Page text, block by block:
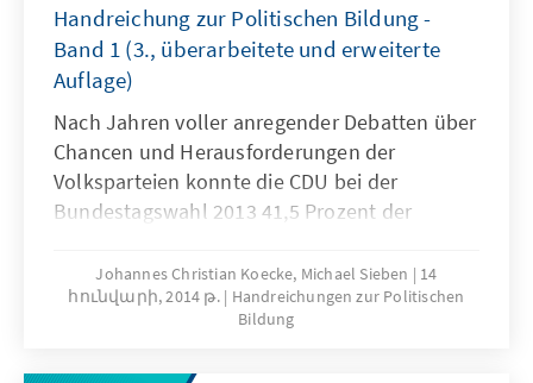
Handreichung zur Politischen Bildung -
Band 1 (3., überarbeitete und erweiterte
Auflage)
Nach Jahren voller anregender Debatten über
Chancen und Herausforderungen der
Volksparteien konnte die CDU bei der
Bundestagswahl 2013 41,5 Prozent der
verfehlte damit knapp die absolute Mehrheit.
Allein dieser bemerkenswerte Erfolg wäre
schon Grund, unsere bewährte Handreichung
Johannes Christian Koecke, Michael Sieben
14
հունվարի, 2014 թ.
Handreichungen zur Politischen
Bildung